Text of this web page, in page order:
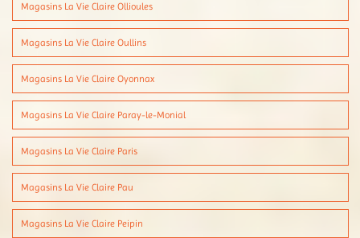
Magasins La Vie Claire Ollioules
Magasins La Vie Claire Oullins
Magasins La Vie Claire Oyonnax
Magasins La Vie Claire Paray-le-Monial
Magasins La Vie Claire Paris
Magasins La Vie Claire Pau
Magasins La Vie Claire Peipin